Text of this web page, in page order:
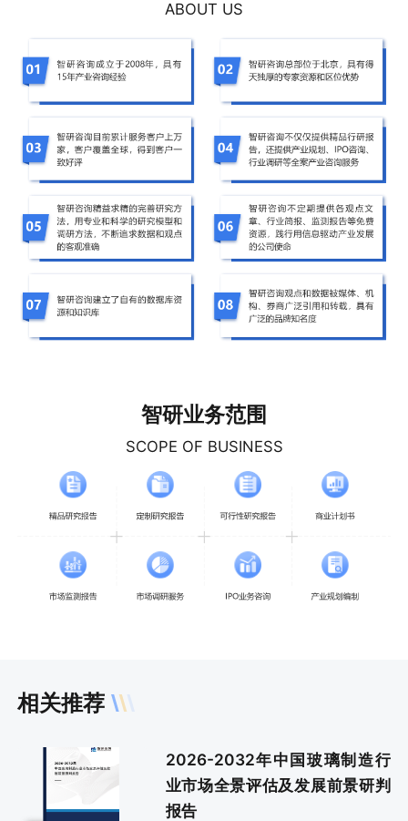
ABOUT US
智研业务范围
SCOPE OF BUSINESS
相关推荐
2026-2032年中国玻璃制造行
业市场全景评估及发展前景研判
报告